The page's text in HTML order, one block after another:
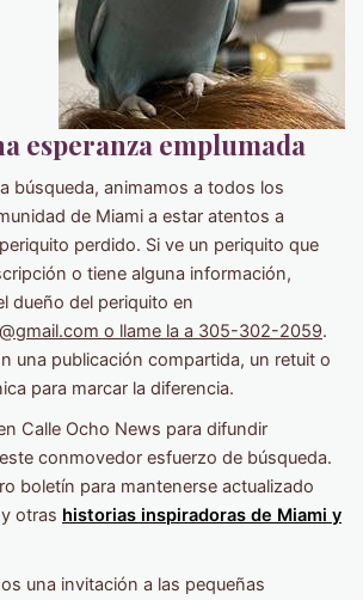
esperanza emplumada
búsqueda, animamos a todos los
de Miami a estar atentos a
perdido. Si ve un periquito que
o tiene alguna información,
dueño del periquito en
o llame la a 305-302-2059.
una publicación compartida, un retuit o
para marcar la diferencia.
Calle Ocho News para difundir
conmovedor esfuerzo de búsqueda.
boletín para mantenerse actualizado
otras historias inspiradoras de Miami y
una invitación a las pequeñas